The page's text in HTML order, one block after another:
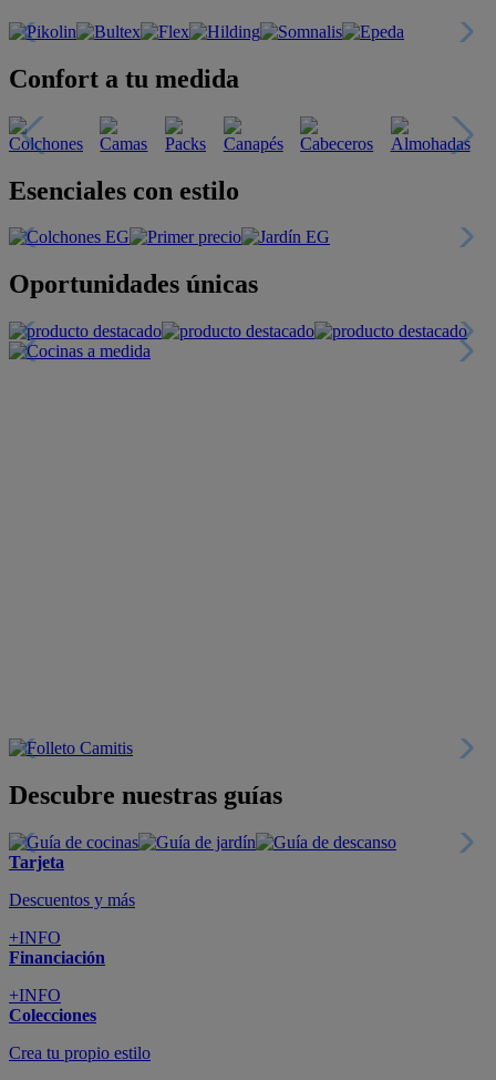
Confort a tu medida
Esenciales con estilo
Oportunidades únicas
Descubre nuestras guías
Tarjeta
Descuentos y más
+INFO
Financiación
+INFO
Colecciones
Crea tu propio estilo